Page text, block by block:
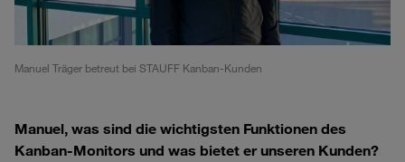
Manuel Träger betreut bei STAUFF Kanban-Kunden
Manuel, was sind die wichtigsten Funktionen des
Kanban-Monitors und was bietet er unseren Kunden?